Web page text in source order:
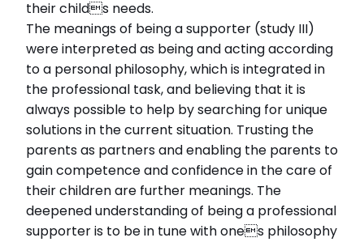
their childs needs.
The meanings of being a supporter (study III)
were interpreted as being and acting according
to a personal philosophy, which is integrated in
the professional task, and believing that it is
always possible to help by searching for unique
solutions in the current situation. Trusting the
parents as partners and enabling the parents to
gain competence and confidence in the care of
their children are further meanings. The
deepened understanding of being a professional
supporter is to be in tune with ones philosophy